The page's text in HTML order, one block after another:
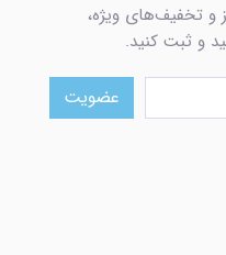
و تخفیف‌های ویژه،
و ثبت کنید.
عضویت